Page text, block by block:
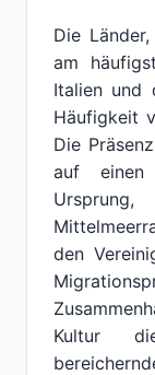
Die
am
Italien und
Häufigkeit
Die
auf einen
den
Kultur